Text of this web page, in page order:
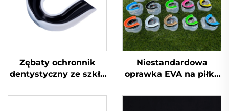
Zębaty ochronnik
dentystyczny ze szkła
opaska bokserska,
Niestandardowa
oprawka EVA na piłkę
koszykówkę, ochrona